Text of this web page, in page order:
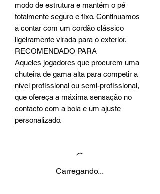
modo de estrutura e mantém o pé
totalmente seguro e fixo. Continuamos
a contar com um cordão clássico
ligeiramente virada para o exterior.
RECOMENDADO PARA
Aqueles jogadores que procurem uma
chuteira de gama alta para competir a
nível profissional ou semi-profissional,
que ofereça a máxima sensação no
contacto com a bola e um ajuste
personalizado.
Carregando...